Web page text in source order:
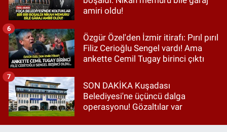
amiri oldu!
Özgür Özel'den İzmir itirafı: Pırıl pırıl
Filiz Cerioğlu Sengel vardı! Ama
ankette Cemil Tugay birinci çıktı
6
SON DAKİKA Kuşadası
Belediyesi'ne üçüncü dalga
operasyonu! Gözaltılar var
7